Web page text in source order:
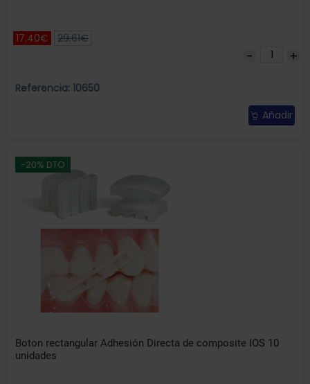
17.40€ 29.61€
Referencia: 10650
Añadir
-20% DTO
Boton rectangular Adhesión Directa de composite IOS 10
unidades